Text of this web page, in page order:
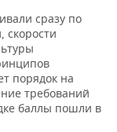
сразу по
скорости
порядок на
требований
баллы пошли в